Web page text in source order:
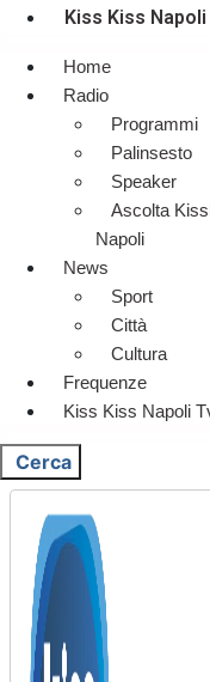
Kiss Kiss Napoli
Home
Radio
Programmi
Palinsesto
Speaker
Ascolta
Napoli
News
Sport
Città
Cultura
Frequenze
Kiss Kiss Napoli
Cerca